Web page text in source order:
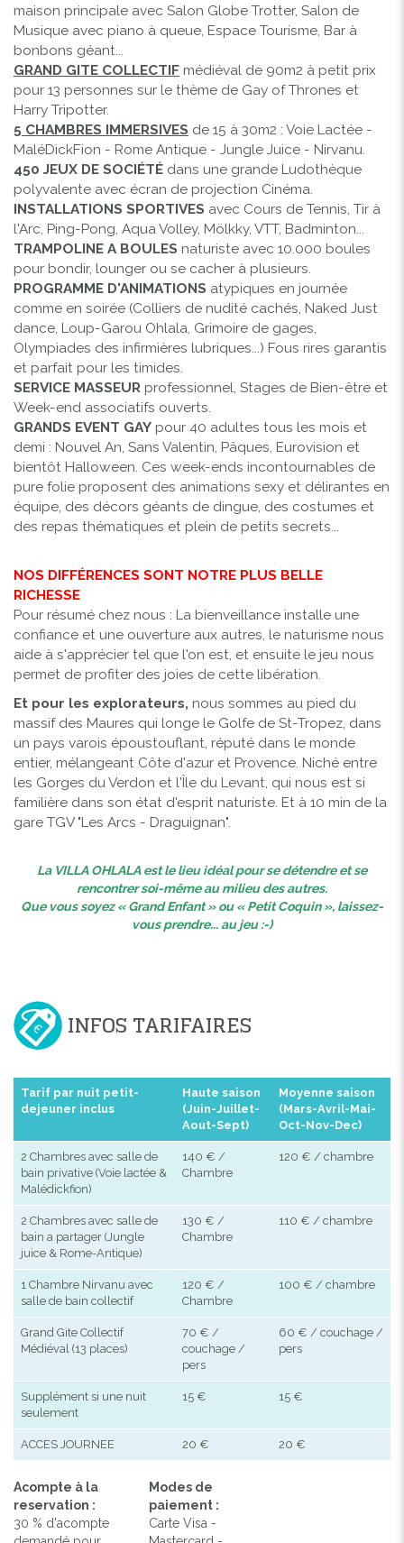
maison principale avec Salon Globe Trotter, Salon de
Musique avec piano à queue, Espace Tourisme, Bar à
bonbons géant...
GRAND GITE COLLECTIF médiéval de 90m2 à petit prix
pour 13 personnes sur le thème de Gay of Thrones et
Harry Tripotter.
5 CHAMBRES IMMERSIVES de 15 à 30m2 : Voie Lactée -
MaléDickFion - Rome Antique - Jungle Juice - Nirvanu.
450 JEUX DE SOCIÉTÉ dans une grande Ludothèque
polyvalente avec écran de projection Cinéma.
INSTALLATIONS SPORTIVES avec Cours de Tennis, Tir à
l'Arc, Ping-Pong, Aqua Volley, Mölkky, VTT, Badminton...
TRAMPOLINE A BOULES naturiste avec 10.000 boules
pour bondir, lounger ou se cacher à plusieurs.
PROGRAMME D'ANIMATIONS atypiques en journée
comme en soirée (Colliers de nudité cachés, Naked Just
dance, Loup-Garou Ohlala, Grimoire de gages,
Olympiades des infirmières lubriques...) Fous rires garantis
et parfait pour les timides.
SERVICE MASSEUR professionnel, Stages de Bien-être et
Week-end associatifs ouverts.
GRANDS EVENT GAY pour 40 adultes tous les mois et
demi : Nouvel An, Sans Valentin, Pâques, Eurovision et
bientôt Halloween. Ces week-ends incontournables de
pure folie proposent des animations sexy et délirantes en
équipe, des décors géants de dingue, des costumes et
des repas thématiques et plein de petits secrets...
NOS DIFFÉRENCES SONT NOTRE PLUS BELLE
RICHESSE
Pour résumé chez nous : La bienveillance installe une
confiance et une ouverture aux autres, le naturisme nous
aide à s'apprécier tel que l'on est, et ensuite le jeu nous
permet de profiter des joies de cette libération.
Et pour les explorateurs, nous sommes au pied du
massif des Maures qui longe le Golfe de St-Tropez, dans
un pays varois époustouflant, réputé dans le monde
entier, mélangeant Côte d'azur et Provence. Niché entre
les Gorges du Verdon et l'Île du Levant, qui nous est si
familière dans son état d'esprit naturiste. Et à 10 min de la
gare TGV "Les Arcs - Draguignan".
La VILLA OHLALA est le lieu idéal pour se détendre et se
rencontrer soi-même au milieu des autres.
Que vous soyez « Grand Enfant » ou « Petit Coquin », laissez-
vous prendre... au jeu :-)
INFOS TARIFAIRES
Tarif par nuit petit-
dejeuner inclus
Haute saison
(Juin-Juillet-
Aout-Sept)
Moyenne saison
(Mars-Avril-Mai-
Oct-Nov-Dec)
2 Chambres avec salle de
bain privative (Voie lactée &
Malédickfion)
140 € /
Chambre
120 € / chambre
2 Chambres avec salle de
bain a partager (Jungle
juice & Rome-Antique)
130 € /
Chambre
110 € / chambre
1 Chambre Nirvanu avec
salle de bain collectif
120 € /
Chambre
100 € / chambre
Grand Gite Collectif
Médiéval (13 places)
70 € /
couchage /
pers
60 € / couchage /
pers
Supplément si une nuit
seulement
15 € 15 €
ACCES JOURNEE 20 € 20 €
Acompte à la
reservation :
30 % d'acompte
Modes de
paiement :
Carte Visa -